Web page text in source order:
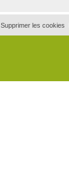
Supprimer les cookies